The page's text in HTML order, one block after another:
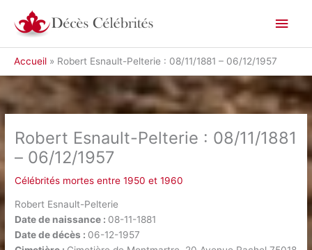
contenu
Accueil Robert Esnault-Pelterie : 08/11/1881 – 06/12/1957
Robert Esnault-Pelterie : 08/11/1881
– 06/12/1957
Célébrités mortes entre 1950 et 1960
Robert Esnault-Pelterie
Date de naissance : 08-11-1881
Date de décès : 06-12-1957